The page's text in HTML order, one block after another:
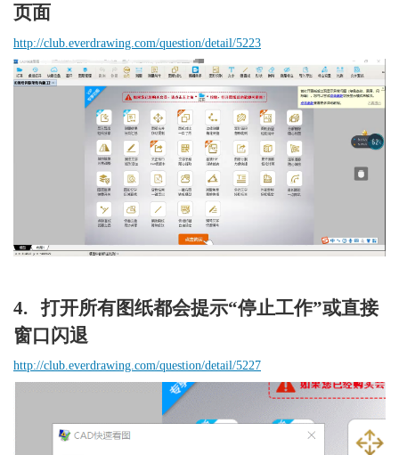
页面
http://club.everdrawing.com/question/detail/5223
4.   打开所有图纸都会提示“停止工作”或直接
窗口闪退
http://club.everdrawing.com/question/detail/5227